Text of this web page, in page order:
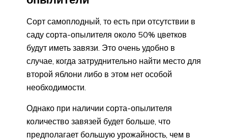
Сорт самоплодный, то есть при отсутствии в
саду сорта-опылителя около 50% цветков
будут иметь завязи. Это очень удобно в
случае, когда затруднительно найти место для
второй яблони либо в этом нет особой
необходимости.
Однако при наличии сорта-опылителя
количество завязей будет больше, что
предполагает большую урожайность, чем в